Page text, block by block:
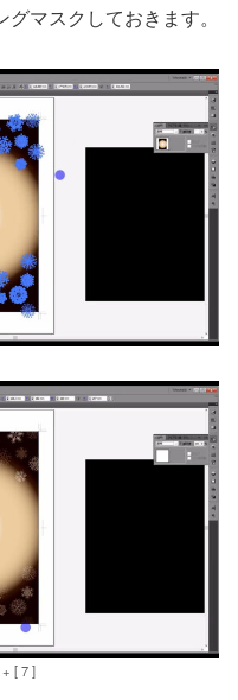
マスクしておきます。
[ 7 ]